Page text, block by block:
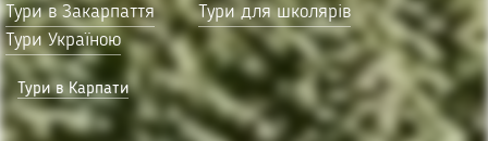
Тури в Закарпаття
Тури для школярів
Тури Україною
Тури в Карпати